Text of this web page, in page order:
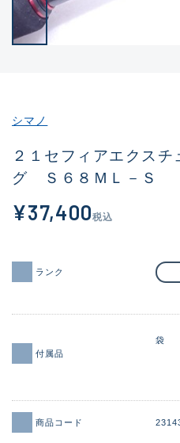
C-
新商品(1872)
おすすめ (170)
値下げ品
DCチェック済 (1329)
シマノ
２１セフィアエクス
グ Ｓ６８ＭＬ－Ｓ
¥37,400税込
ランク
付属品
袋
商品コード